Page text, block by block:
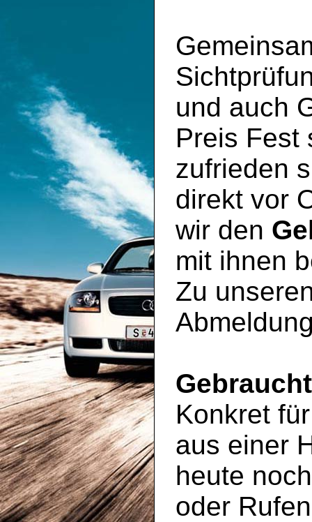
und auch
Preis Fest
zufrieden
direkt vor
wir den
mit ihnen
Zu
Konkret
aus einer
heute
oder